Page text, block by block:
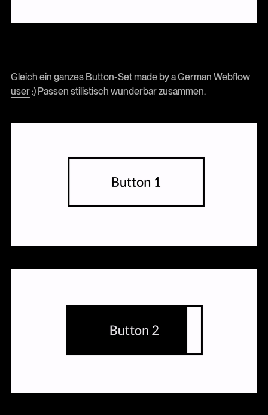
Gleich ein ganzes Button-Set made by a German Webflow
user:) Passen stilistisch wunderbar zusammen.